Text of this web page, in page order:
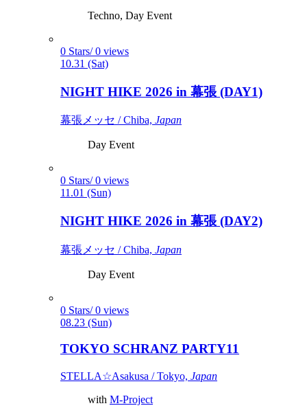
Techno, Day Event
0 Stars/ 0 views
10.31 (Sat)
NIGHT HIKE 2026 in 幕張 (DAY1)
幕張メッセ / Chiba, Japan
Day Event
0 Stars/ 0 views
11.01 (Sun)
NIGHT HIKE 2026 in 幕張 (DAY2)
幕張メッセ / Chiba, Japan
Day Event
0 Stars/ 0 views
08.23 (Sun)
TOKYO SCHRANZ PARTY11
STELLA☆Asakusa / Tokyo, Japan
with M-Project